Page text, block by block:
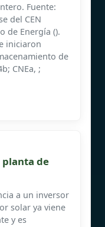
Fuente:
del CEN
de Energía ().
iniciaron
de
CNEa, ;
planta de
a un inversor
solar ya viene
y es